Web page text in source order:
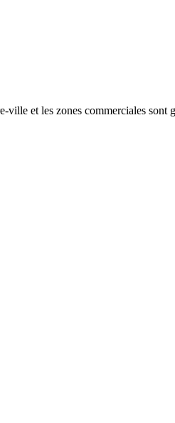
et les zones commerciales